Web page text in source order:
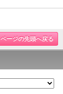
ページの先頭へ戻る